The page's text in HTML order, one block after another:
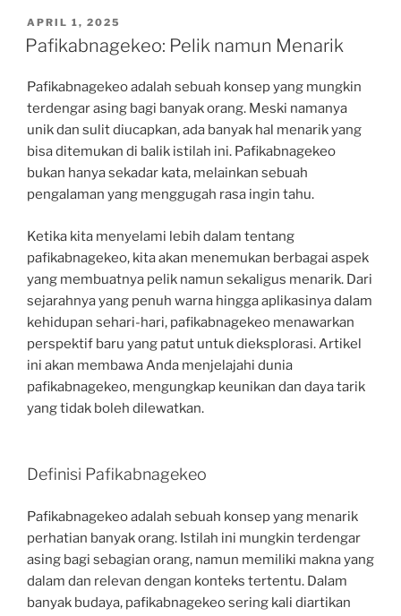
POSTED
ON
APRIL 1, 2025
Pafikabnagekeo: Pelik namun Menarik
Pafikabnagekeo adalah sebuah konsep yang mungkin
terdengar asing bagi banyak orang. Meski namanya
unik dan sulit diucapkan, ada banyak hal menarik yang
bisa ditemukan di balik istilah ini. Pafikabnagekeo
bukan hanya sekadar kata, melainkan sebuah
pengalaman yang menggugah rasa ingin tahu.
Ketika kita menyelami lebih dalam tentang
pafikabnagekeo, kita akan menemukan berbagai aspek
yang membuatnya pelik namun sekaligus menarik. Dari
sejarahnya yang penuh warna hingga aplikasinya dalam
kehidupan sehari-hari, pafikabnagekeo menawarkan
perspektif baru yang patut untuk dieksplorasi. Artikel
ini akan membawa Anda menjelajahi dunia
pafikabnagekeo, mengungkap keunikan dan daya tarik
yang tidak boleh dilewatkan.
Definisi Pafikabnagekeo
Pafikabnagekeo adalah sebuah konsep yang menarik
perhatian banyak orang. Istilah ini mungkin terdengar
asing bagi sebagian orang, namun memiliki makna yang
dalam dan relevan dengan konteks tertentu. Dalam
banyak budaya, pafikabnagekeo sering kali diartikan